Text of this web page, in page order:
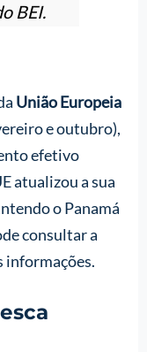
BEI.
União Europeia
e outubro),
efetivo
atualizou a sua
o Panamá
consultar a
informações.